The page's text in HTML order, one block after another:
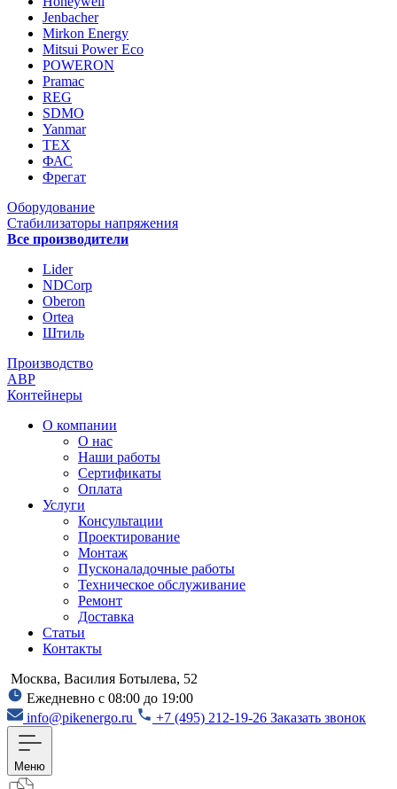
Jenbacher
Mirkon Energy
Mitsui Power Eco
POWERON
Pramac
REG
SDMO
Yanmar
ТЕХ
ФАС
Фрегат
Оборудование
Стабилизаторы напряжения
Все производители
Lider
NDCorp
Oberon
Ortea
Штиль
Производство
АВР
Контейнеры
О компании
О нас
Наши работы
Сертификаты
Оплата
Услуги
Консультации
Проектирование
Монтаж
Пусконаладочные работы
Техническое обслуживание
Ремонт
Доставка
Статьи
Контакты
Москва, Василия Ботылева, 52
Ежедневно с 08:00 до 19:00
info@pikenergo.ru
+7 (495) 212-19-26 Заказать звонок
Меню